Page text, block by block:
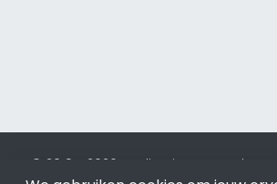
© 2019 - 2026 Realisatie en SEO door